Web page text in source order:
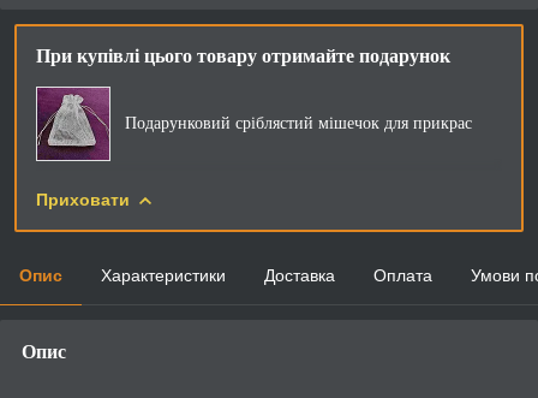
При купівлі цього товару отримайте подарунок
Подарунковий сріблястий мішечок для прикрас
Приховати
Опис Характеристики Доставка Оплата Умови
Опис